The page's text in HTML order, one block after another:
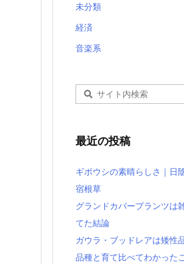
未分類
経済
音楽系
最近の投稿
ギボウシの素晴らしさ｜日
宿根草
グランドカバープランツは
てた結論
ガウラ・ブッドレアは矮性
品種と育て比べてわかった